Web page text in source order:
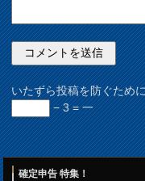
いたずら投稿を防ぐため
− 3 = 一
確定申告 特集！